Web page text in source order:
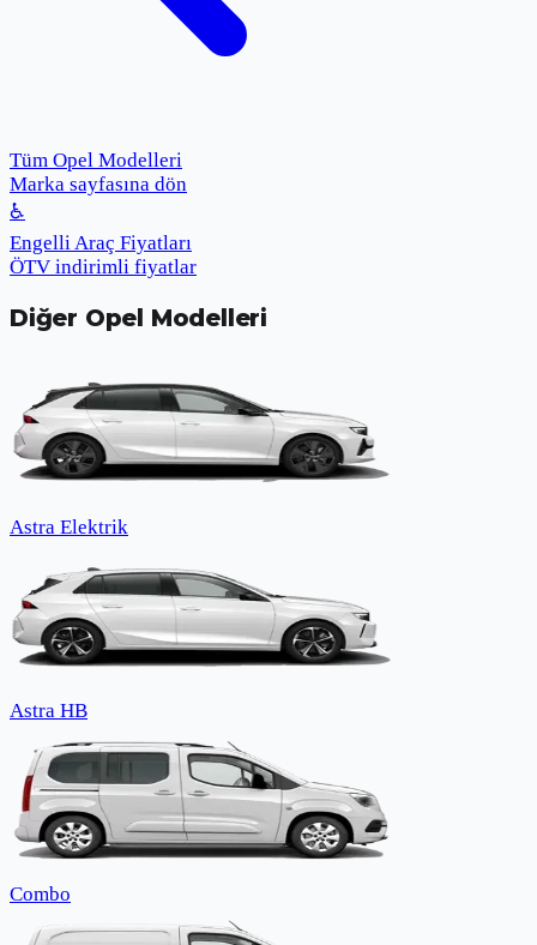
Tüm Opel Modelleri
Marka sayfasına dön
♿
Engelli Araç Fiyatları
ÖTV indirimli fiyatlar
Diğer Opel Modelleri
Astra Elektrik
Astra HB
Combo